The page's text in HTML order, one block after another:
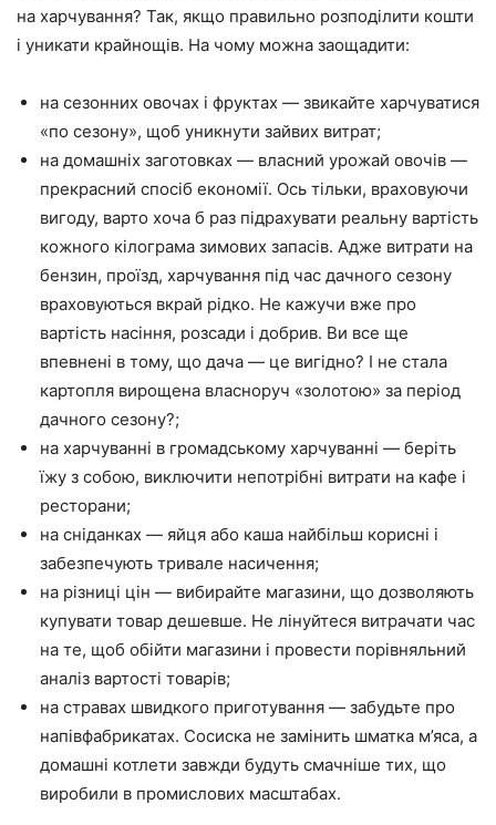
на харчування? Так, якщо правильно розподілити кошти
і уникати крайнощів. На чому можна заощадити:
на сезонних овочах і фруктах — звикайте харчуватися
«по сезону», щоб уникнути зайвих витрат;
на домашніх заготовках — власний урожай овочів —
прекрасний спосіб економії. Ось тільки, враховуючи
вигоду, варто хоча б раз підрахувати реальну вартість
кожного кілограма зимових запасів. Адже витрати на
бензин, проїзд, харчування під час дачного сезону
враховуються вкрай рідко. Не кажучи вже про
вартість насіння, розсади і добрив. Ви все ще
впевнені в тому, що дача — це вигідно? І не стала
картопля вирощена власноруч «золотою» за період
дачного сезону?;
на харчуванні в громадському харчуванні — беріть
їжу з собою, виключити непотрібні витрати на кафе і
ресторани;
на сніданках — яйця або каша найбільш корисні і
забезпечують тривале насичення;
на різниці цін — вибирайте магазини, що дозволяють
купувати товар дешевше. Не лінуйтеся витрачати час
на те, щоб обійти магазини і провести порівняльний
аналіз вартості товарів;
на стравах швидкого приготування — забудьте про
напівфабрикатах. Сосиска не замінить шматка м’яса, а
домашні котлети завжди будуть смачніше тих, що
виробили в промислових масштабах.